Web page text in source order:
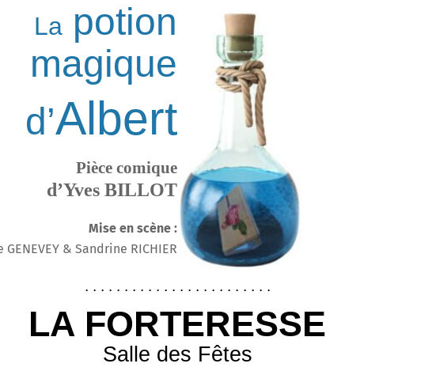
La potion
magique
d’Albert
Pièce comique
d’Yves BILLOT
Mise en scène :
& Sandrine RICHIER
. . . . . . . . . . . . . . . . . . . . . . . .
LA FORTERESSE
Salle des Fêtes